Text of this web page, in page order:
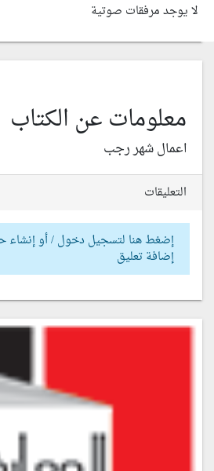
لا يوجد مرفقات صوتية
معلومات عن الكتاب
اعمال شهر رجب
التعليقات
إضغط هنا لتسجيل دخول / أو
إضافة تعليق